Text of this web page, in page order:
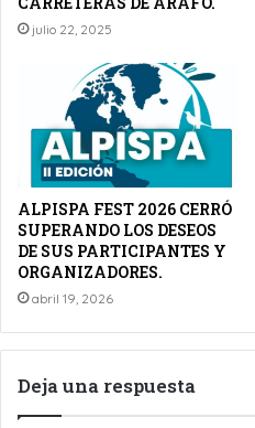
julio 22, 2025
ALPISPA FEST 2026 CERRÓ
SUPERANDO LOS DESEOS
DE SUS PARTICIPANTES Y
ORGANIZADORES.
abril 19, 2026
Deja una respuesta